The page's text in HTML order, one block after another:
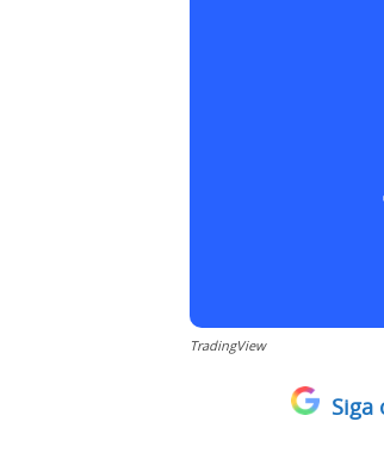
TradingView
Siga